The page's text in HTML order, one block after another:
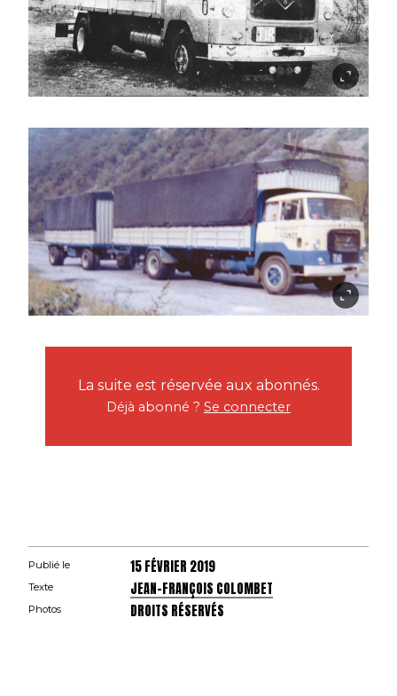
La suite est réservée aux abonnés.
Déjà abonné ? Se connecter
Publié le 15 FÉVRIER 2019
Texte JEAN-FRANÇOIS COLOMBET
Photos DROITS RÉSERVÉS